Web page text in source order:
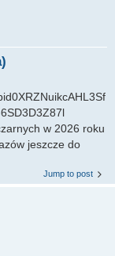
w 2026 roku
jeszcze do
Jump to post